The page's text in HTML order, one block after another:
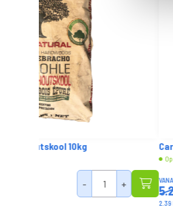
Carolin Spray Ultra Ontvetter
89